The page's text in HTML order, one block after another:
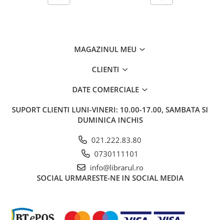
Carti de colorat pentru adulti
Casa, gradina
Istoria comunismului
MAGAZINUL MEU
CLIENTI
DATE COMERCIALE
SUPORT CLIENTI LUNI-VINERI: 10.00-17.00, SAMBATA SI
DUMINICA INCHIS
021.222.83.80
0730111101
info@librarul.ro
SOCIAL URMARESTE-NE IN SOCIAL MEDIA